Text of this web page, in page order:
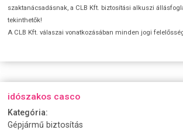
szaktanácsadásnak, a CLB Kft. biztosítási alkuszi
tekinthetők!
A CLB Kft. válaszai vonatkozásában minden jogi
idószakos casco
Kategória:
Gépjármű biztosítás